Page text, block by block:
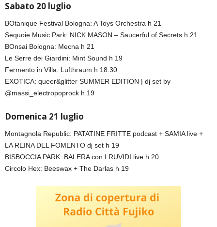
Sabato 20 luglio
BOtanique Festival Bologna: A Toys Orchestra h 21
Sequoie Music Park: NICK MASON – Saucerful of Secrets h 21
BOnsai Bologna: Mecna h 21
Le Serre dei Giardini: Mint Sound h 19
Fermento in Villa: Lufthraum h 18.30
EXOTICA: queer&glitter SUMMER EDITION | dj set by
@massi_electropoprock h 19
Domenica 21 luglio
Montagnola Republic: PATATINE FRITTE podcast + SAMIA live +
LA REINA DEL FOMENTO dj set h 19
BISBOCCIA PARK: BALERA con I RUVIDI live h 20
Circolo Hex: Beeswax + The Darlas h 19